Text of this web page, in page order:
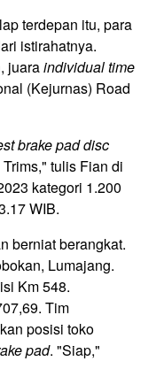
terdepan itu, para
istirahatnya.
juaraindividual time
(Kejurnas) Road
brake pad disc
tulis Fian di
kategori 1.200
WIB.
berniat berangkat.
Lumajang.
Km 548.
Tim
posisi toko
pad. "Siap,"